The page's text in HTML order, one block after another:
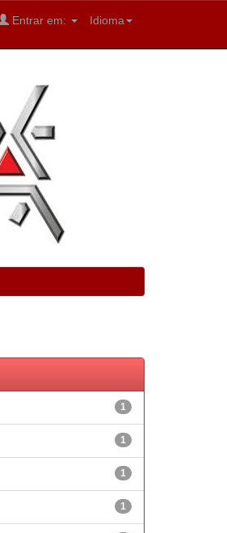
Idioma
Entrar em:
1
1
1
1